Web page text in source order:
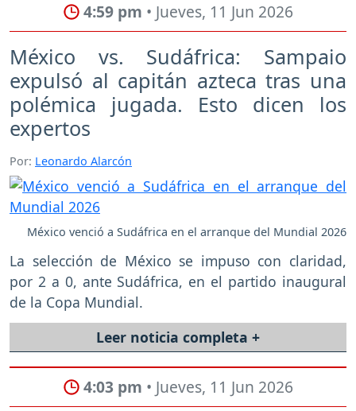
4:59 pm • Jueves, 11 Jun 2026
México vs. Sudáfrica: Sampaio
expulsó al capitán azteca tras una
polémica jugada. Esto dicen los
expertos
Por: Leonardo Alarcón
México venció a Sudáfrica en el arranque del Mundial 2026
La selección de México se impuso con claridad,
por 2 a 0, ante Sudáfrica, en el partido inaugural
de la Copa Mundial.
Leer noticia completa +
4:03 pm • Jueves, 11 Jun 2026